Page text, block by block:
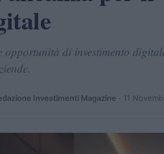
opportunità di investimento
Investimenti Magazine · 11